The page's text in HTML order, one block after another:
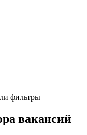
фильтры
вакансий